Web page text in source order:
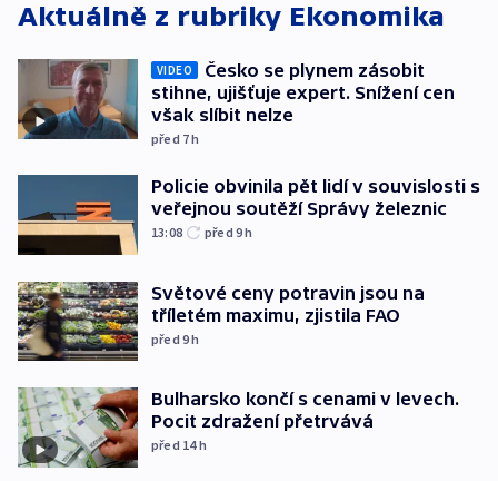
Aktuálně z rubriky Ekonomika
VIDEO
Česko se plynem zásobit
stihne, ujišťuje expert. Snížení cen
však slíbit nelze
před 7h
Policie obvinila pět lidí v souvislosti s
veřejnou soutěží Správy železnic
13:08 před 9h
Světové ceny potravin jsou na
tříletém maximu, zjistila FAO
před 9h
Bulharsko končí s cenami v levech.
Pocit zdražení přetrvává
před 14h